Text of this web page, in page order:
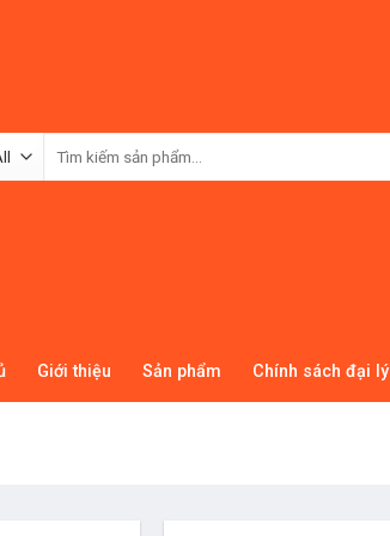
Giới thiệu Sản phẩm Chính sách đại lý